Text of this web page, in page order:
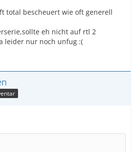
total bescheuert wie oft generell
eh nicht auf rtl 2
leider nur noch unfug :(